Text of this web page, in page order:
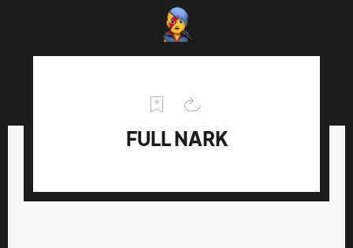
FULL NARK